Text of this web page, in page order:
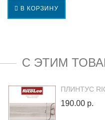
В КОРЗИНУ
С ЭТИМ
ПЛИНТУС
190.00 р.